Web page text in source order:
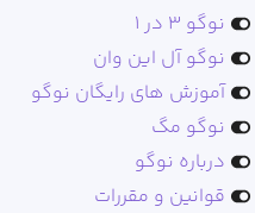
نوگو ۳ در ۱
نوگو آل این وان
آموزش های رایگان نوگو
نوگو مگ
درباره نوگو
قوانین و مقررات